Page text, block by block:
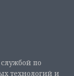
по
технологий и